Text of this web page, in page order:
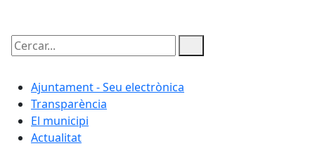
Cercar:
Ajuntament - Seu electrònica
Transparència
El municipi
Actualitat